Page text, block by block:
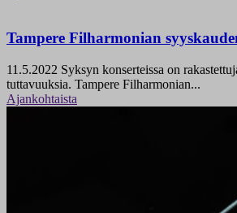
Tampere Filharmonian
11.5.2022 Syksyn konserteissa on
tuttavuuksia. Tampere Filharmonian...
Ajankohtaista